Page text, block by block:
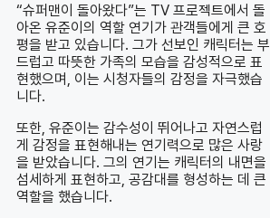
“슈퍼맨이 돌아왔다”는 TV 프로젝트에서 돌
아온 유준이의 역할 연기가 관객들에게 큰 호
평을 받고 있습니다. 그가 선보인 캐릭터는 부
드럽고 따뜻한 가족의 모습을 감성적으로 표
현했으며, 이는 시청자들의 감정을 자극했습
니다.
또한, 유준이는 감수성이 뛰어나고 자연스럽
게 감정을 표현해내는 연기력으로 많은 사랑
을 받았습니다. 그의 연기는 캐릭터의 내면을
섬세하게 표현하고, 공감대를 형성하는 데 큰
역할을 했습니다.